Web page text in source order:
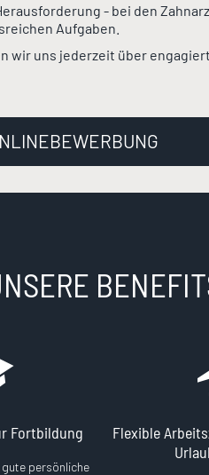
- bei den
Aufgaben.
wir uns jederzeit über
Fortbildung
persönliche
Flexible